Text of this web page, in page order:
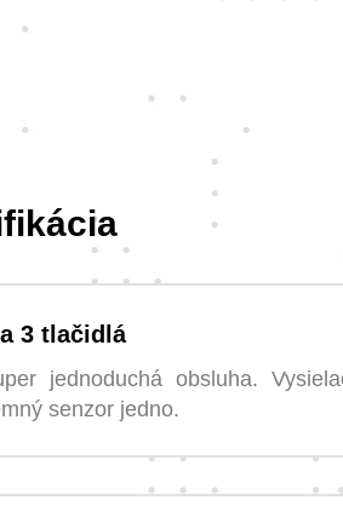
3 tlačidlá
jednoduchá obsluha.
senzor jedno.